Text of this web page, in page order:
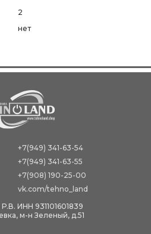
2
нет
+7(949) 341-63-54
+7(949) 341-63-55
+7(908) 190-25-00
vk.com/tehno_land
ИНН 931101601839
м-н Зеленый, д.51